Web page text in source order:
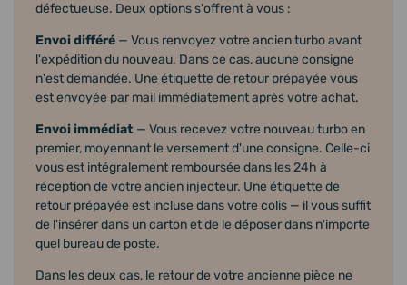
défectueuse. Deux options s'offrent à vous :
Envoi différé — Vous renvoyez votre ancien turbo avant
l'expédition du nouveau. Dans ce cas, aucune consigne
n'est demandée. Une étiquette de retour prépayée vous
est envoyée par mail immédiatement après votre achat.
Envoi immédiat — Vous recevez votre nouveau turbo en
premier, moyennant le versement d'une consigne. Celle-ci
vous est intégralement remboursée dans les 24h à
réception de votre ancien injecteur. Une étiquette de
retour prépayée est incluse dans votre colis — il vous suffit
de l'insérer dans un carton et de le déposer dans n'importe
quel bureau de poste.
Dans les deux cas, le retour de votre ancienne pièce ne